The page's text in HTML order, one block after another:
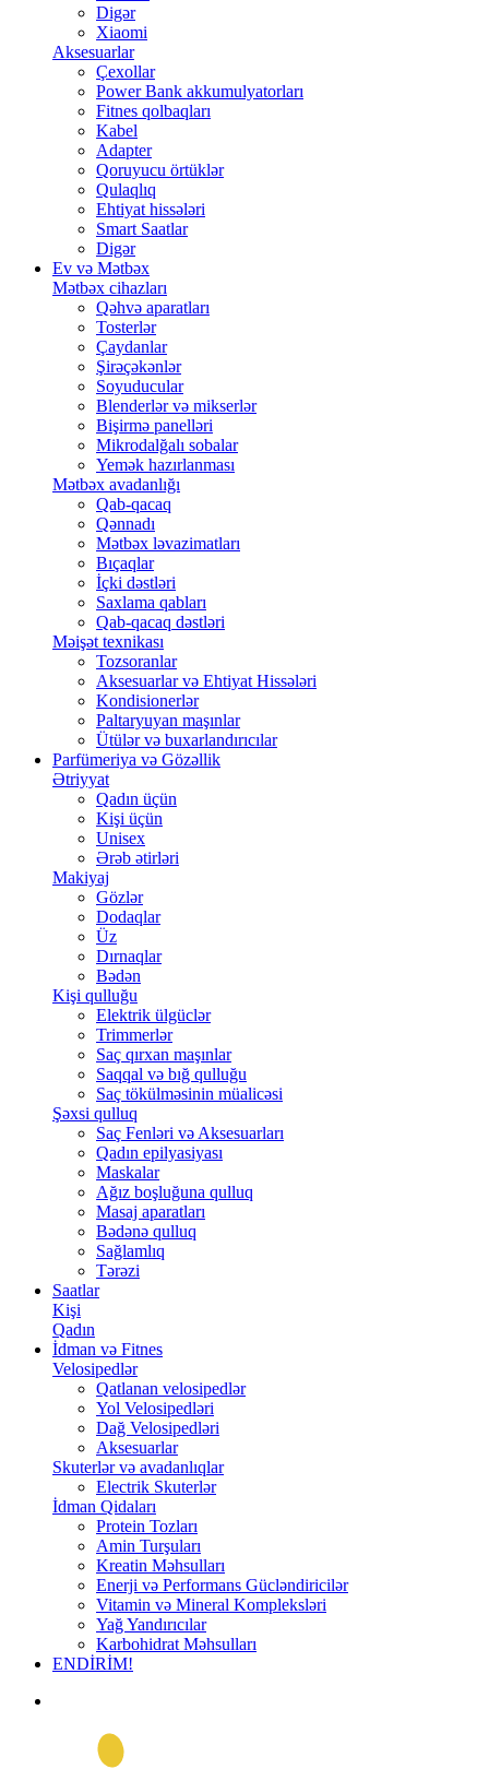
Digər
Xiaomi
Aksesuarlar
Çexollar
Power Bank akkumulyatorları
Fitnes qolbaqları
Kabel
Adapter
Qoruyucu örtüklər
Qulaqlıq
Ehtiyat hissələri
Smart Saatlar
Digər
Ev və Mətbəx
Mətbəx cihazları
Qəhvə aparatları
Tosterlər
Çaydanlar
Şirəçəkənlər
Soyuducular
Blenderlər və mikserlər
Bişirmə panelləri
Mikrodalğalı sobalar
Yemək hazırlanması
Mətbəx avadanlığı
Qab-qacaq
Qənnadı
Mətbəx ləvazimatları
Bıçaqlar
İçki dəstləri
Saxlama qabları
Qab-qacaq dəstləri
Məişət texnikası
Tozsoranlar
Aksesuarlar və Ehtiyat Hissələri
Kondisionerlər
Paltaryuyan maşınlar
Ütülər və buxarlandırıcılar
Parfümeriya və Gözəllik
Ətriyyat
Qadın üçün
Kişi üçün
Unisex
Ərəb ətirləri
Makiyaj
Gözlər
Dodaqlar
Üz
Dırnaqlar
Bədən
Kişi qulluğu
Elektrik ülgüclər
Trimmerlər
Saç qırxan maşınlar
Saqqal və bığ qulluğu
Saç tökülməsinin müalicəsi
Şəxsi qulluq
Saç Fenləri və Aksesuarları
Qadın epilyasiyası
Maskalar
Ağız boşluğuna qulluq
Masaj aparatları
Bədənə qulluq
Sağlamlıq
Tərəzi
Saatlar
Kişi
Qadın
İdman və Fitnes
Velosipedlər
Qatlanan velosipedlər
Yol Velosipedləri
Dağ Velosipedləri
Aksesuarlar
Skuterlər və avadanlıqlar
Electrik Skuterlər
İdman Qidaları
Protein Tozları
Amin Turşuları
Kreatin Məhsulları
Enerji və Performans Gücləndiricilər
Vitamin və Mineral Kompleksləri
Yağ Yandırıcılar
Karbohidrat Məhsulları
ENDİRİM!